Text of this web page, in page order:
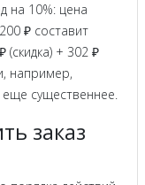
на 10%: цена
₽ составит
(скидка) + 302 ₽
например,
еще существеннее.
заказ